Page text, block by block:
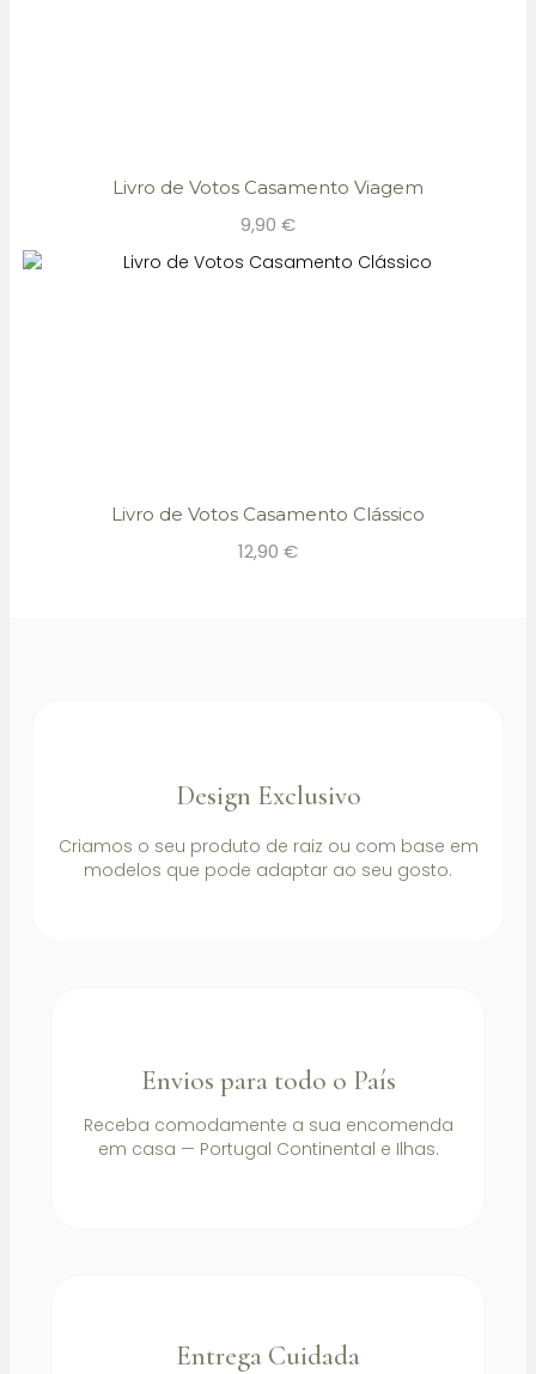
Livro de Votos Casamento Viagem
9,90 €
Livro de Votos Casamento Clássico
12,90 €
Design Exclusivo
Criamos o seu produto de raiz ou com base em
modelos que pode adaptar ao seu gosto.
Envios para todo o País
Receba comodamente a sua encomenda
em casa — Portugal Continental e Ilhas.
Entrega Cuidada